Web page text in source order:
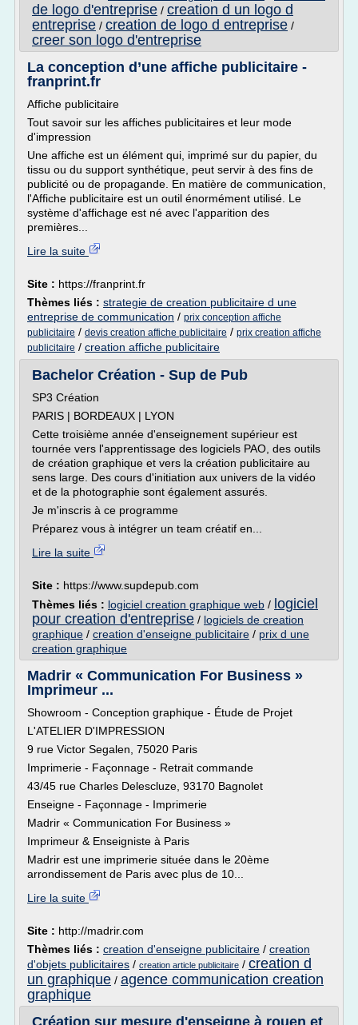
de logo d'entreprise / creation d un logo d
entreprise / creation de logo d entreprise /
creer son logo d'entreprise
La conception d’une affiche publicitaire -
franprint.fr
Affiche publicitaire
Tout savoir sur les affiches publicitaires et leur mode
d'impression
Une affiche est un élément qui, imprimé sur du papier, du
tissu ou du support synthétique, peut servir à des fins de
publicité ou de propagande. En matière de communication,
l'Affiche publicitaire est un outil énormément utilisé. Le
système d'affichage est né avec l'apparition des
premières...
Lire la suite
Site : https://franprint.fr
Thèmes liés : strategie de creation publicitaire d une
entreprise de communication / prix conception affiche
publicitaire / devis creation affiche publicitaire / prix creation affiche
publicitaire / creation affiche publicitaire
Bachelor Création - Sup de Pub
SP3 Création
PARIS | BORDEAUX | LYON
Cette troisième année d'enseignement supérieur est
tournée vers l'apprentissage des logiciels PAO, des outils
de création graphique et vers la création publicitaire au
sens large. Des cours d'initiation aux univers de la vidéo
et de la photographie sont également assurés.
Je m'inscris à ce programme
Préparez vous à intégrer un team créatif en...
Lire la suite
Site : https://www.supdepub.com
Thèmes liés : logiciel creation graphique web / logiciel
pour creation d'entreprise / logiciels de creation
graphique / creation d'enseigne publicitaire / prix d une
creation graphique
Madrir « Communication For Business »
Imprimeur ...
Showroom - Conception graphique - Étude de Projet
L'ATELIER D'IMPRESSION
9 rue Victor Segalen, 75020 Paris
Imprimerie - Façonnage - Retrait commande
43/45 rue Charles Delescluze, 93170 Bagnolet
Enseigne - Façonnage - Imprimerie
Madrir « Communication For Business »
Imprimeur & Enseigniste à Paris
Madrir est une imprimerie située dans le 20ème
arrondissement de Paris avec plus de 10...
Lire la suite
Site : http://madrir.com
Thèmes liés : creation d'enseigne publicitaire / creation
d'objets publicitaires / creation article publicitaire / creation d
un graphique / agence communication creation
graphique
Création sur mesure d'enseigne à rouen et